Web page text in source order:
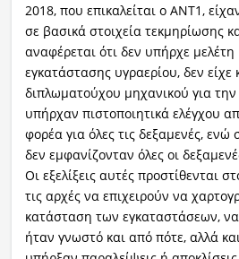
2018, που επικαλείται ο ΑΝΤ1,
σε βασικά στοιχεία τεκμηρίωσης
αναφέρεται ότι δεν υπήρχε
εγκατάστασης υγραερίου, δεν είχε
διπλωματούχου μηχανικού για την
υπήρχαν πιστοποιητικά ελέγχου
φορέα για όλες τις δεξαμενές, ενώ
δεν εμφανίζονταν όλες οι
Οι εξελίξεις αυτές προστίθενται
τις αρχές να επιχειρούν να
κατάσταση των εγκαταστάσεων,
ήταν γνωστό και από πότε, αλλά